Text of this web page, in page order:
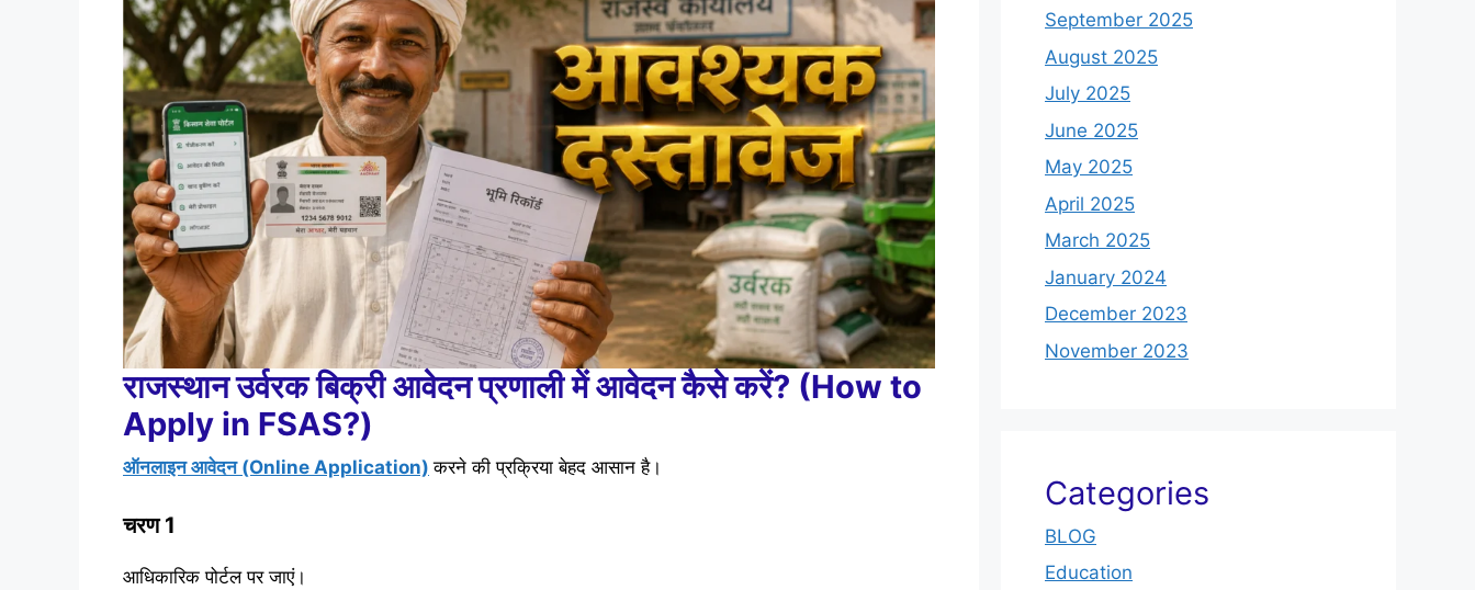
राजस्थान उर्वरक बिक्री आवेदन प्रणाली में आवेदन कैसे करें? (How to
Apply in FSAS?)
ऑनलाइन आवेदन (Online Application) करने की प्रक्रिया बेहद आसान है।
चरण 1
आधिकारिक पोर्टल पर जाएं।
September 2025
August 2025
July 2025
June 2025
May 2025
April 2025
March 2025
January 2024
December 2023
November 2023
Categories
BLOG
Education